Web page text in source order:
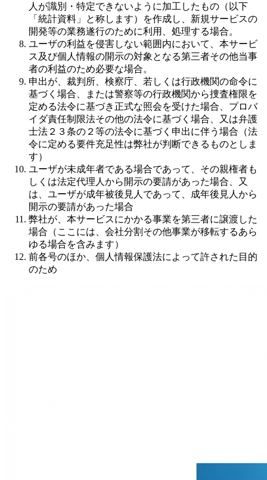
人が識別・特定できないように加工したもの（以下
「統計資料」と称します）を作成し、新規サービスの
開発等の業務遂行のために利用、処理する場合。
ユーザの利益を侵害しない範囲内において、本サービ
ス及び個人情報の開示の対象となる第三者その他当事
者の利益のため必要な場合。
申出が、裁判所、検察庁、若しくは行政機関の命令に
基づく場合、または警察等の行政機関から捜査権限を
定める法令に基づき正式な照会を受けた場合、プロバ
イダ責任制限法その他の法令に基づく場合、又は弁護
士法２３条の２等の法令に基づく申出に伴う場合（法
令に定める要件充足性は弊社が判断できるものとしま
す）
ユーザが未成年者である場合であって、その親権者も
しくは法定代理人から開示の要請があった場合、又
は、ユーザが成年被後見人であって、成年後見人から
開示の要請があった場合
弊社が、本サービスにかかる事業を第三者に譲渡した
場合（ここには、会社分割その他事業が移転するあら
ゆる場合を含みます）
前各号のほか、個人情報保護法によって許された目的
のため